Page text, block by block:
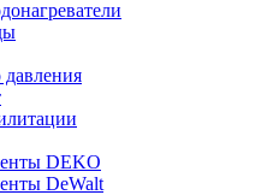
DEKO
DeWalt